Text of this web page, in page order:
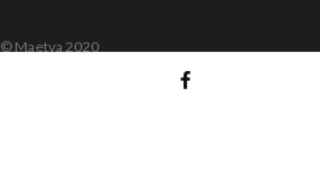
© Maetva 2020